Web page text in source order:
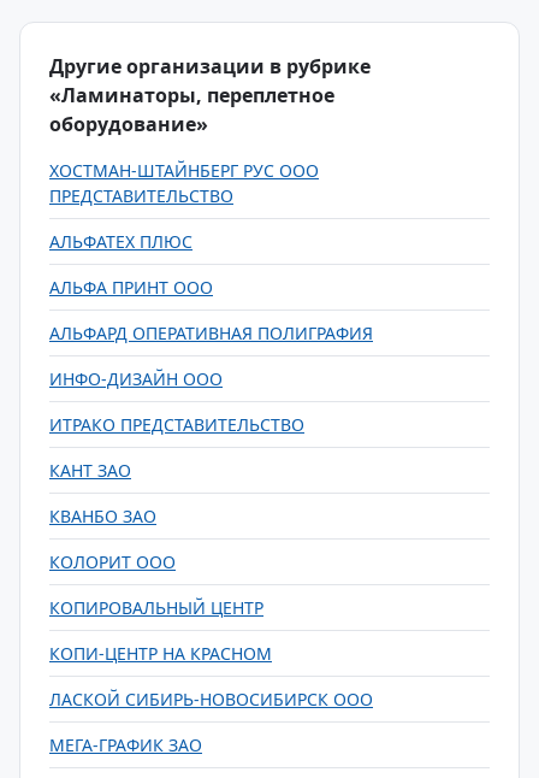
Другие организации в рубрике
«Ламинаторы, переплетное
оборудование»
ХОСТМАН-ШТАЙНБЕРГ РУС ООО
ПРЕДСТАВИТЕЛЬСТВО
АЛЬФАТЕХ ПЛЮС
АЛЬФА ПРИНТ ООО
АЛЬФАРД ОПЕРАТИВНАЯ ПОЛИГРАФИЯ
ИНФО-ДИЗАЙН ООО
ИТРАКО ПРЕДСТАВИТЕЛЬСТВО
КАНТ ЗАО
КВАНБО ЗАО
КОЛОРИТ ООО
КОПИРОВАЛЬНЫЙ ЦЕНТР
КОПИ-ЦЕНТР НА КРАСНОМ
ЛАСКОЙ СИБИРЬ-НОВОСИБИРСК ООО
МЕГА-ГРАФИК ЗАО